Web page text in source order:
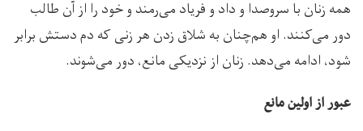
همه زنان با سروصدا و داد و فریاد می‌رمند و خود‌ را از آن طالب
دور می‌کنند. او هم‌چنان به شلاق زدن هر زنی که دم دستش برابر
شود، ادامه می‌‌دهد. زنان از نزدیکی مانع، دور می‌شوند.
عبور از اولین مانع